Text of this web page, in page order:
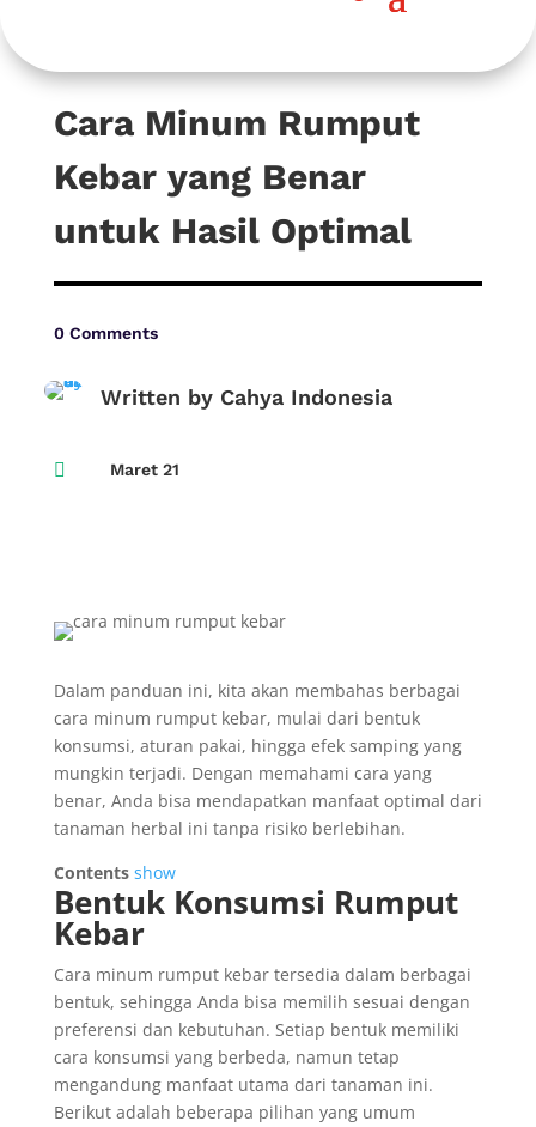
Cara Minum Rumput
Kebar yang Benar
untuk Hasil Optimal
0 Comments
Written by Cahya Indonesia
 Maret 21
Dalam panduan ini, kita akan membahas berbagai
cara minum rumput kebar, mulai dari bentuk
konsumsi, aturan pakai, hingga efek samping yang
mungkin terjadi. Dengan memahami cara yang
benar, Anda bisa mendapatkan manfaat optimal dari
tanaman herbal ini tanpa risiko berlebihan.
Contents show
Bentuk Konsumsi Rumput
Kebar
Cara minum rumput kebar tersedia dalam berbagai
bentuk, sehingga Anda bisa memilih sesuai dengan
preferensi dan kebutuhan. Setiap bentuk memiliki
cara konsumsi yang berbeda, namun tetap
mengandung manfaat utama dari tanaman ini.
Berikut adalah beberapa pilihan yang umum